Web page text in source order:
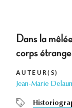
Dans la
corps
AUTEUR(S)
Jean-Marie